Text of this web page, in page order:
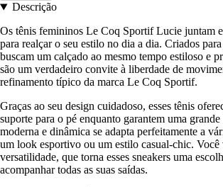
Descrição
Os tênis femininos Le Coq Sportif Lucie juntam
para realçar o seu estilo no dia a dia. Criados
buscam um calçado ao mesmo tempo estiloso e
são um verdadeiro convite à liberdade de
refinamento típico da marca Le Coq Sportif.
Graças ao seu design cuidadoso, esses tênis
suporte para o pé enquanto garantem uma
moderna e dinâmica se adapta perfeitamente a
um look esportivo ou um estilo casual-chic. Você
versatilidade, que torna esses sneakers uma
acompanhar todas as suas saídas.